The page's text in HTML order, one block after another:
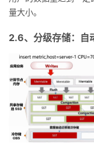
量大小。
2.6、分级存储：自